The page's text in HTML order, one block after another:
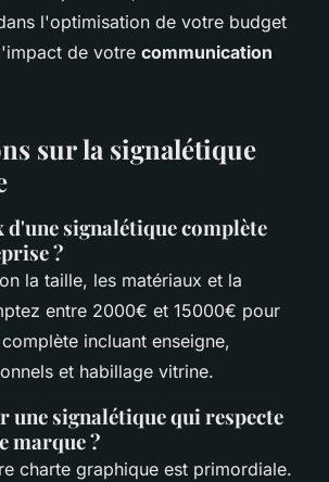
l'optimisation de votre budget
de votre communication
sur la signalétique
d'une signalétique complète
?
la taille, les matériaux et la
entre 2000€ et 15000€ pour
incluant enseigne,
et habillage vitrine.
une signalétique qui respecte
marque ?
charte graphique est primordiale.